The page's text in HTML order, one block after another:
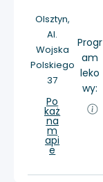
Olsztyn,
Al.
Wojska
Polskiego
37
Po
każ
na
m
api
e
Progr
am
leko
wy: